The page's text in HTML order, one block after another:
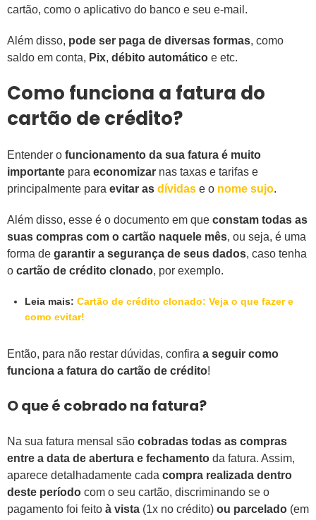
cartão, como o aplicativo do banco e seu e-mail.
Além disso, pode ser paga de diversas formas, como
saldo em conta, Pix, débito automático e etc.
Como funciona a fatura do
cartão de crédito?
Entender o funcionamento da sua fatura é muito
importante para economizar nas taxas e tarifas e
principalmente para evitar as dívidas e o nome sujo.
Além disso, esse é o documento em que constam todas as
suas compras com o cartão naquele mês, ou seja, é uma
forma de garantir a segurança de seus dados, caso tenha
o cartão de crédito clonado, por exemplo.
Leia mais: Cartão de crédito clonado: Veja o que fazer e
como evitar!
Então, para não restar dúvidas, confira a seguir como
funciona a fatura do cartão de crédito!
O que é cobrado na fatura?
Na sua fatura mensal são cobradas todas as compras
entre a data de abertura e fechamento da fatura. Assim,
aparece detalhadamente cada compra realizada dentro
deste período com o seu cartão, discriminando se o
pagamento foi feito à vista (1x no crédito) ou parcelado (em